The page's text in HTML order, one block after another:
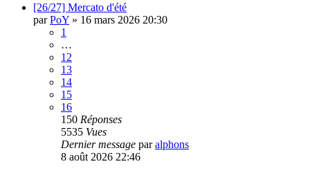
[26/27] Mercato d'été
parPoY » 16 mars 2026 20:30
1
…
12
13
14
15
16
150 Réponses
5535 Vues
Dernier message paralphons
8 août 2026 22:46